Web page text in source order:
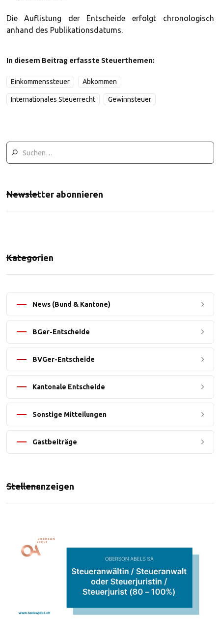
Die Auflistung der Entscheide erfolgt chronologisch
anhand des Publikationsdatums.
In diesem Beitrag erfasste Steuerthemen:
Einkommenssteuer Abkommen
Internationales Steuerrecht Gewinnsteuer
Newsletter abonnieren
Kategorien
News (Bund & Kantone)
BGer-Entscheide
BVGer-Entscheide
Kantonale Entscheide
Sonstige Mitteilungen
Gastbeiträge
Stellenanzeigen